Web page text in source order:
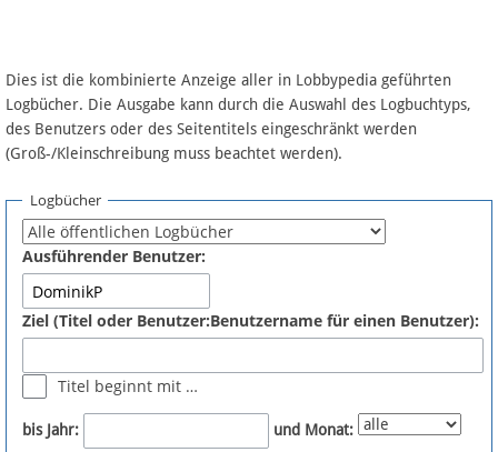
Artikel nach Kategorien
FAQ
Fördermitglied werden
Fehler melden
Newsletter
Dies ist die kombinierte Anzeige aller in Lobbypedia geführten
Logbücher. Die Ausgabe kann durch die Auswahl des Logbuchtyps,
des Benutzers oder des Seitentitels eingeschränkt werden
(Groß-/Kleinschreibung muss beachtet werden).
Logbücher
Ausführender Benutzer:
Ziel (Titel oder Benutzer:Benutzername für einen Benutzer):
Titel beginnt mit …
bis Jahr: und Monat: